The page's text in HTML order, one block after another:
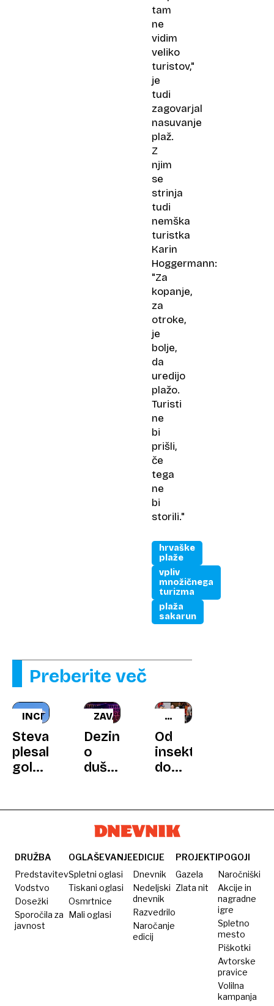
tam
ne
vidim
veliko
turistov,"
je
tudi
zagovarjal
nasuvanje
plaž.
Z
njim
se
strinja
tudi
nemška
turistka
Karin
Hoggermann:
"Za
kopanje,
za
otroke,
je
bolje,
da
uredijo
plažo.
Turisti
ne
bi
prišli,
če
tega
ne
bi
storili."
hrvaške
plaže
vpliv
množičnega
turizma
plaža
sakarun
Preberite več
INCIDENT
Stevard
plesal
gol
letala
potnike
poslovnega
razreda
ZAVAJANJE
Dezinformacije
o
duševnem
tiktoku:
Več
polovica
posnetkov
zavajajočih
KAREL
III.
Od
insektov
do
kaj
vse
razkrivajo
o
britanskem
kralju
DRUŽBA
Predstavitev
Vodstvo
Dosežki
Sporočila za
javnost
OGLAŠEVANJE
Spletni oglasi
Tiskani oglasi
Osmrtnice
Mali oglasi
EDICIJE
Dnevnik
Nedeljski
dnevnik
Razvedrilo
Naročanje
edicij
PROJEKTI
Gazela
Zlata nit
POGOJI
Naročniški
Akcije in
nagradne
igre
Spletno
mesto
Piškotki
Avtorske
pravice
Volilna
kampanja